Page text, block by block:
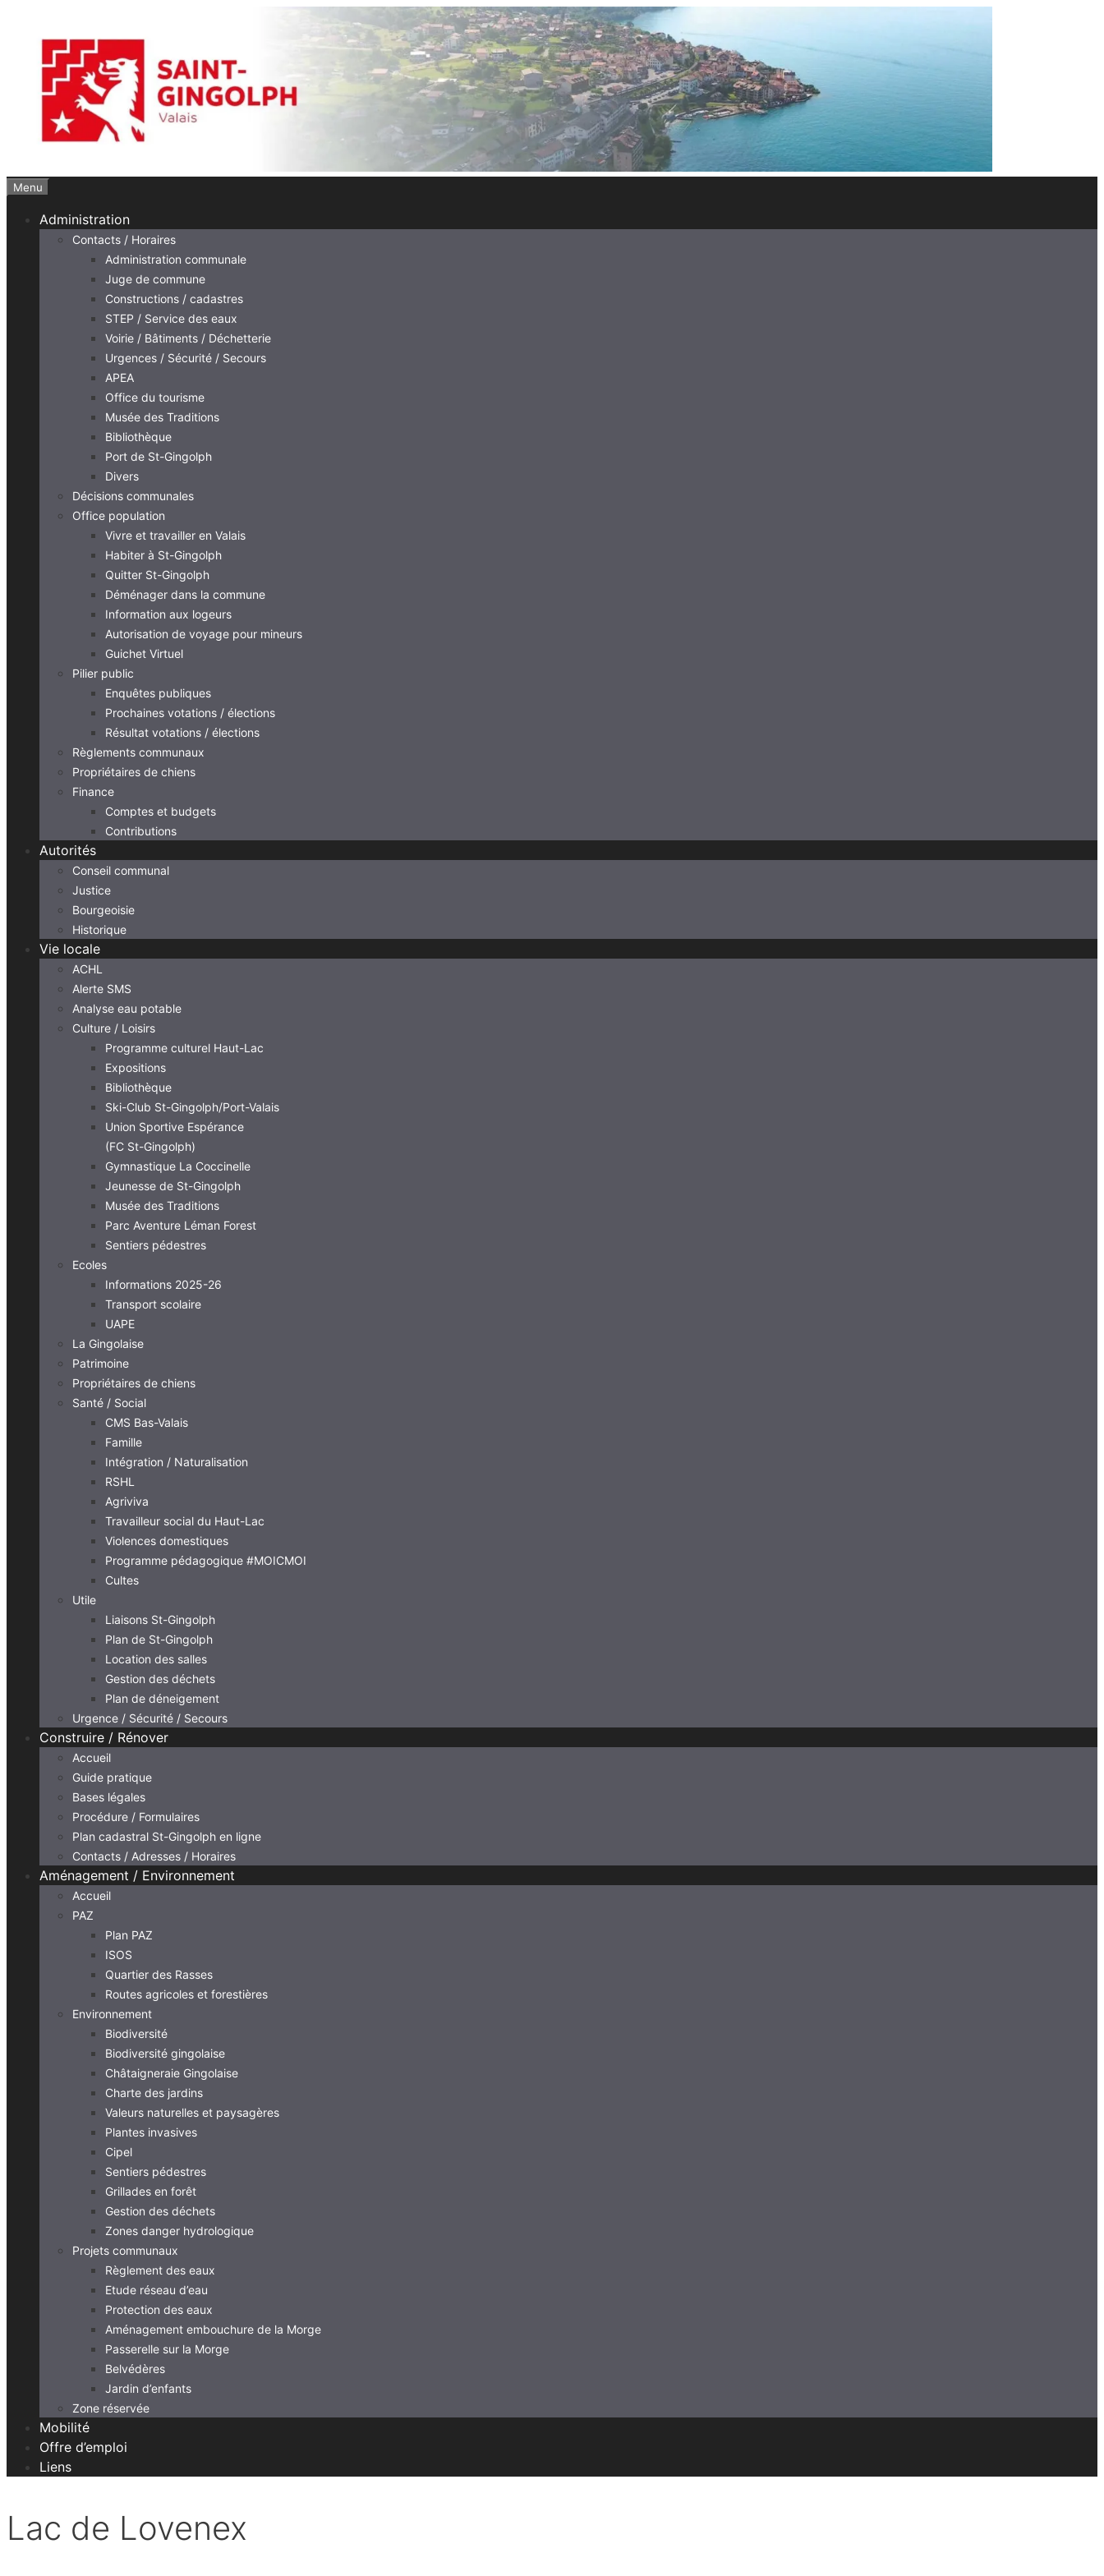
contenu
Menu
Administration
Contacts / Horaires
Administration communale
Juge de commune
Constructions / cadastres
STEP / Service des eaux
Voirie / Bâtiments / Déchetterie
Urgences / Sécurité / Secours
APEA
Office du tourisme
Musée des Traditions
Bibliothèque
Port de St-Gingolph
Divers
Décisions communales
Office population
Vivre et travailler en Valais
Habiter à St-Gingolph
Quitter St-Gingolph
Déménager dans la commune
Information aux logeurs
Autorisation de voyage pour mineurs
Guichet Virtuel
Pilier public
Enquêtes publiques
Prochaines votations / élections
Résultat votations / élections
Règlements communaux
Propriétaires de chiens
Finance
Comptes et budgets
Contributions
Autorités
Conseil communal
Justice
Bourgeoisie
Historique
Vie locale
ACHL
Alerte SMS
Analyse eau potable
Culture / Loisirs
Programme culturel Haut-Lac
Expositions
Bibliothèque
Ski-Club St-Gingolph/Port-Valais
Union Sportive Espérance
(FC St-Gingolph)
Gymnastique La Coccinelle
Jeunesse de St-Gingolph
Musée des Traditions
Parc Aventure Léman Forest
Sentiers pédestres
Ecoles
Informations 2025-26
Transport scolaire
UAPE
La Gingolaise
Patrimoine
Propriétaires de chiens
Santé / Social
CMS Bas-Valais
Famille
Intégration / Naturalisation
RSHL
Agriviva
Travailleur social du Haut-Lac
Violences domestiques
Programme pédagogique #MOICMOI
Cultes
Utile
Liaisons St-Gingolph
Plan de St-Gingolph
Location des salles
Gestion des déchets
Plan de déneigement
Urgence / Sécurité / Secours
Construire / Rénover
Accueil
Guide pratique
Bases légales
Procédure / Formulaires
Plan cadastral St-Gingolph en ligne
Contacts / Adresses / Horaires
Aménagement / Environnement
Accueil
PAZ
Plan PAZ
ISOS
Quartier des Rasses
Routes agricoles et forestières
Environnement
Biodiversité
Biodiversité gingolaise
Châtaigneraie Gingolaise
Charte des jardins
Valeurs naturelles et paysagères
Plantes invasives
Cipel
Sentiers pédestres
Grillades en forêt
Gestion des déchets
Zones danger hydrologique
Projets communaux
Règlement des eaux
Etude réseau d’eau
Protection des eaux
Aménagement embouchure de la Morge
Passerelle sur la Morge
Belvédères
Jardin d’enfants
Zone réservée
Mobilité
Offre d’emploi
Liens
Lac de Lovenex